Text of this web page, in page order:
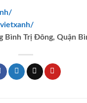
Trị Đông, Quận